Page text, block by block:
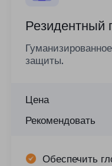
Резидентный
защиты.
Цена
Рекомендовать
Обеспечить